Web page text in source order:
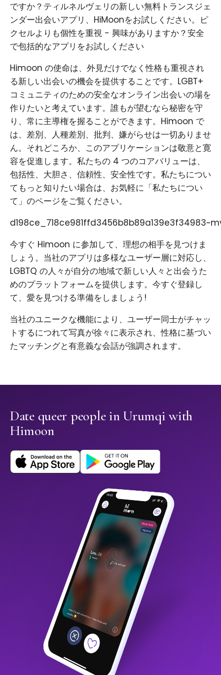
ですか？ティルネルヴェリの新しい無料トランスジェ
ンダー出会いアプリ、HiMoonをお試しください。ピ
クセルよりも個性を重視 - 興味がありますか？安全
で包括的なアプリをお試しください
Himoon の使命は、外見だけでなく性格も重視され
る新しい出会いの機会を提供することです。LGBT+
コミュニティのための安全なオンライン出会いの場を
作りたいと考えています。誰もが望むなら秘密を守
り、常に主導権を握ることができます。Himoon で
は、差別、人種差別、批判、嫌がらせは一切ありませ
ん。それどころか、このアプリケーションは敬意と寛
容を促進します。私たちの 4 つのコアバリューは、
包括性、大胆さ、信頼性、安全性です。私たちについ
てもっと知りたい場合は、お気軽に「私たちについ
て」のページをご覧ください。
今すぐ Himoon に参加して、理想の相手を見つけま
しょう。当社のアプリは多様なユーザー層に対応し、
LGBTQ の人々が自分の地域で新しい人々と出会うた
めのプラットフォームを提供します。今すぐ登録し
て、愛を見つける準備をしましょう!
当社のユニークな機能により、ユーザー同士がチャッ
トするにつれて写真が徐々に表示され、性格に基づい
たマッチングと有意義な会話が強調されます。
Date queer people in Urumqi with
Himoon